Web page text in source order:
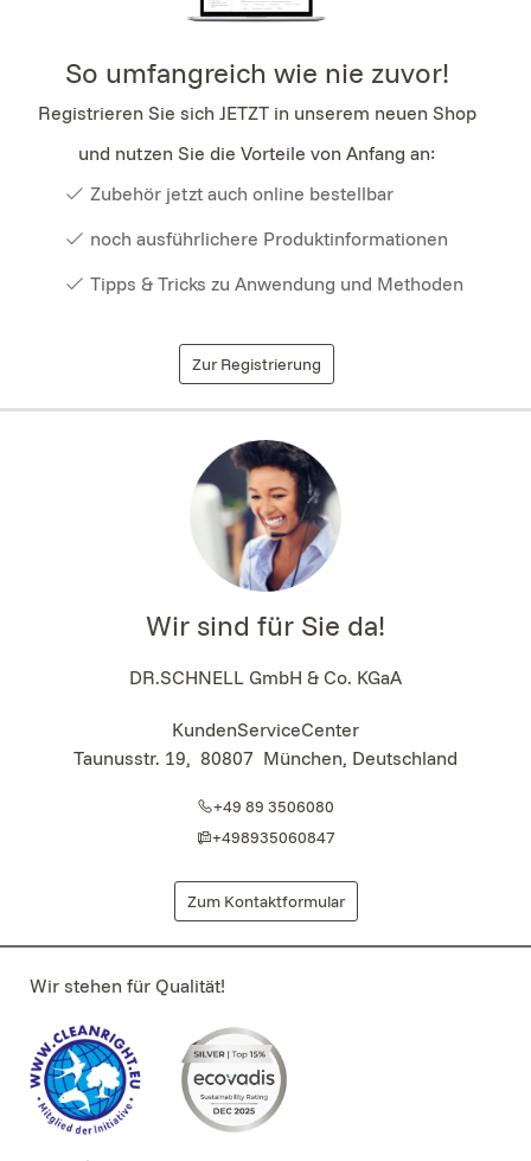
So umfangreich wie nie zuvor!
Registrieren Sie sich JETZT in unserem neuen Shop
und nutzen Sie die Vorteile von Anfang an:
Zubehör jetzt auch online bestellbar
noch ausführlichere Produktinformationen
Tipps & Tricks zu Anwendung und Methoden
Zur Registrierung
Wir sind für Sie da!
DR.SCHNELL GmbH & Co. KGaA
KundenServiceCenter
Taunusstr. 19, 80807 München, Deutschland
+49 89 3506080
+498935060847
Zum Kontaktformular
Wir stehen für Qualität!